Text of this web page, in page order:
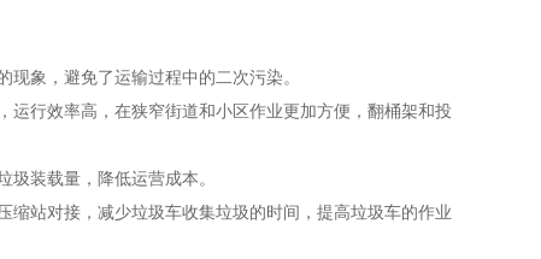
象，避免了运输过程中的二次污染。
行效率高，在狭窄街道和小区作业更加方便，翻桶架和投
装载量，降低运营成本。
站对接，减少垃圾车收集垃圾的时间，提高垃圾车的作业